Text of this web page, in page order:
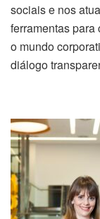
sociais e nos
ferramentas
o mundo
diálogo